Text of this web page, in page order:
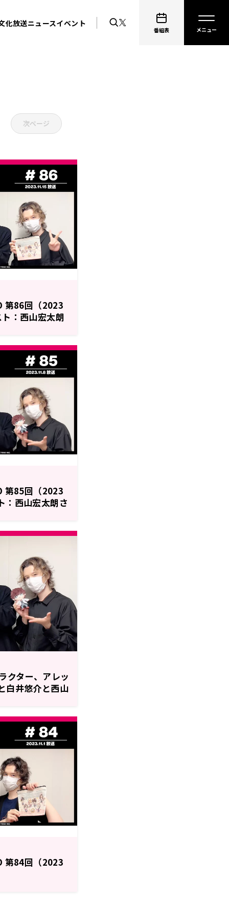
化放送ニュースイベント
番組表
次ページ
第86回（2023
：西山宏太朗
第85回（2023
：西山宏太朗さ
クター、アレッ
白井悠介と西山
第84回（2023